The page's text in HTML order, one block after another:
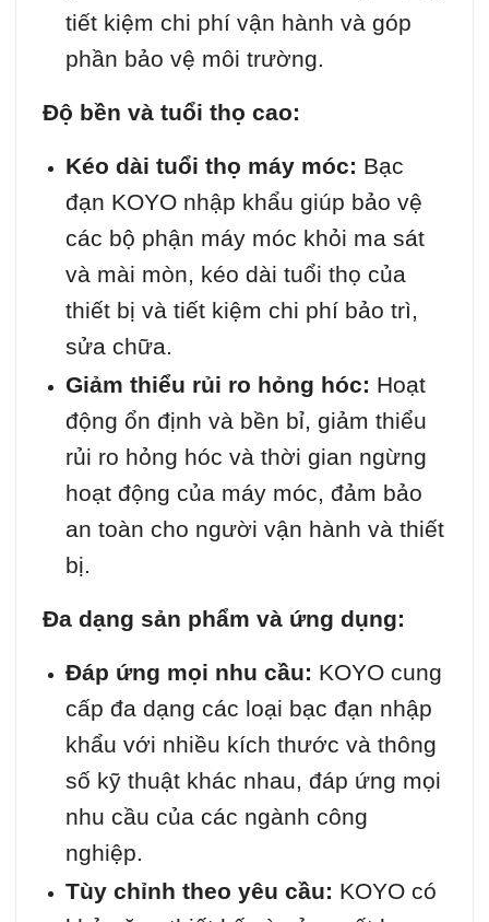
tiết kiệm chi phí vận hành và góp
phần bảo vệ môi trường.
Độ bền và tuổi thọ cao:
Kéo dài tuổi thọ máy móc: Bạc
đạn KOYO nhập khẩu giúp bảo vệ
các bộ phận máy móc khỏi ma sát
và mài mòn, kéo dài tuổi thọ của
thiết bị và tiết kiệm chi phí bảo trì,
sửa chữa.
Giảm thiểu rủi ro hỏng hóc: Hoạt
động ổn định và bền bỉ, giảm thiểu
rủi ro hỏng hóc và thời gian ngừng
hoạt động của máy móc, đảm bảo
an toàn cho người vận hành và thiết
bị.
Đa dạng sản phẩm và ứng dụng:
Đáp ứng mọi nhu cầu: KOYO cung
cấp đa dạng các loại bạc đạn nhập
khẩu với nhiều kích thước và thông
số kỹ thuật khác nhau, đáp ứng mọi
nhu cầu của các ngành công
nghiệp.
Tùy chỉnh theo yêu cầu: KOYO có